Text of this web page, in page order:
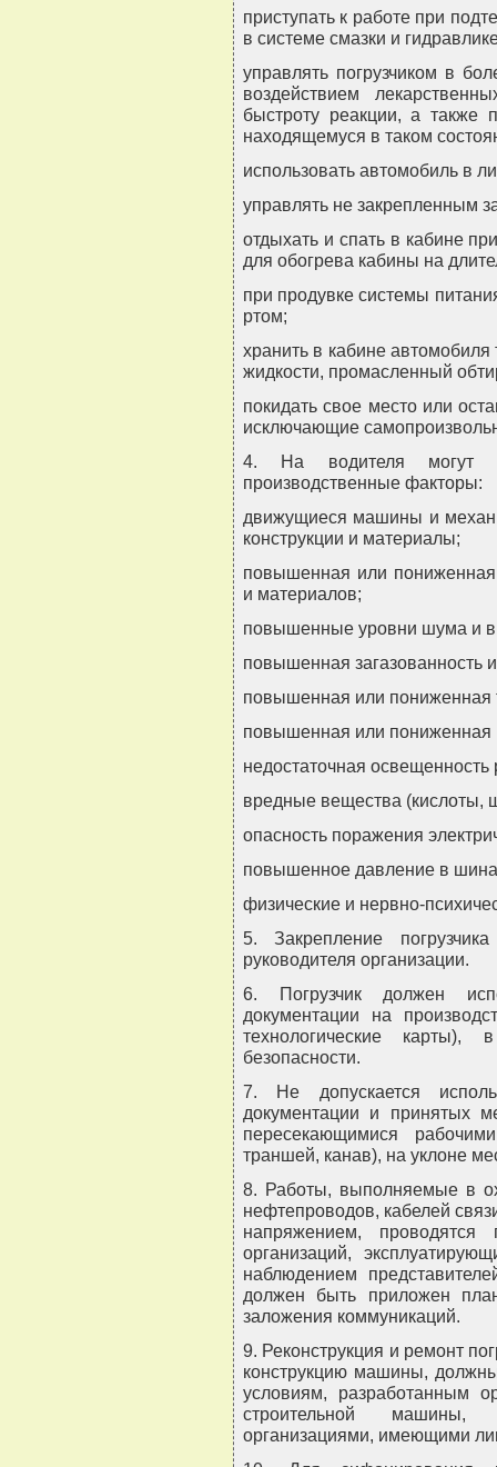
приступать к работе при
в системе смазки и
управлять погрузчиком в
воздействием
быстроту реакции, а также
находящемуся в таком
использовать автомобиль в
управлять не закрепленным
отдыхать и спать в кабине
для обогрева кабины на
при продувке системы
ртом;
хранить в кабине
жидкости, промасленный
покидать свое место или
исключающие
4. На водителя могут
производственные факторы:
движущиеся машины и
конструкции и материалы;
повышенная или пониженная
и материалов;
повышенные уровни шума и
повышенная загазованность
повышенная или пониженная
повышенная или пониженная
недостаточная освещенность
вредные вещества (кислоты,
опасность поражения
повышенное давление в
физические и нервно-
5. Закрепление
руководителя организации.
6. Погрузчик должен
документации на
технологические
безопасности.
7. Не допускается
документации и принятых
пересекающимися
траншей, канав), на уклоне
8. Работы, выполняемые в
нефтепроводов, кабелей
напряжением,
организаций,
наблюдением
должен быть приложен
заложения коммуникаций.
9. Реконструкция и ремонт
конструкцию машины,
условиям, разработанным
строительной машины,
организациями, имеющими